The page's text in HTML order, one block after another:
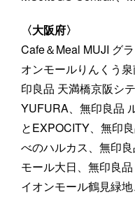
〈大阪府〉
Cafe＆Meal MUJI グ
オンモールりんくう
印良品 天満橋京阪シ
YUFURA、無印良品
とEXPOCITY、無印
べのハルカス、無印
モール大日、無印良
イオンモール鶴見緑